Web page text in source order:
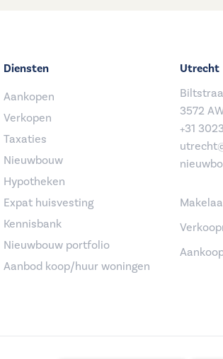
Diensten
Aankopen
Verkopen
Taxaties
Nieuwbouw
Hypotheken
Expat huisvesting
Kennisbank
Nieuwbouw portfolio
Aanbod koop/huur woningen
Utrecht
3572
+31